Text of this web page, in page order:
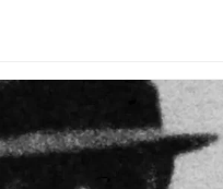
FCB Barcelona badge